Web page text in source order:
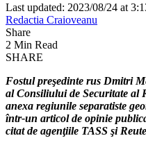
Last updated: 2023/08/24 at
Redactia Craioveanu
Share
2 Min Read
SHARE
Fostul preşedinte rus Dmitri
al Consiliului de Securitate al
anexa regiunile separatiste
într-un articol de opinie
citat de agenţiile TASS şi